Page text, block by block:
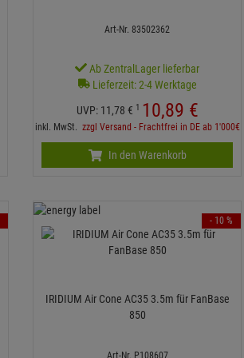
Art-Nr. 83502362
Ab ZentralLager lieferbar
Lieferzeit: 2-4 Werktage
UVP: 11,78 € 1 10,89 €
inkl. MwSt. zzgl Versand - Frachtfrei in DE ab 1'000€
In den Warenkorb
IRIDIUM Air Cone AC35 3.5m für FanBase
850
Art-Nr. P108607
- 10 %